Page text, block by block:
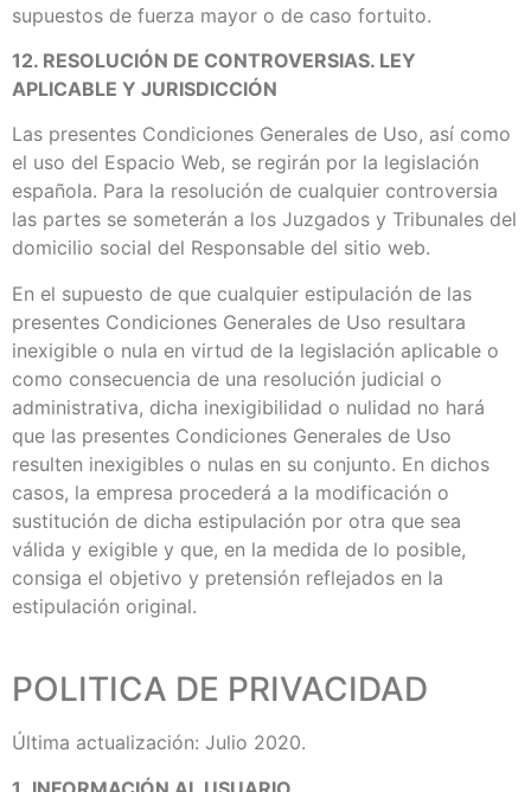
supuestos de fuerza mayor o de caso fortuito.
12. RESOLUCIÓN DE CONTROVERSIAS. LEY
APLICABLE Y JURISDICCIÓN
Las presentes Condiciones Generales de Uso, así como
el uso del Espacio Web, se regirán por la legislación
española. Para la resolución de cualquier controversia
las partes se someterán a los Juzgados y Tribunales del
domicilio social del Responsable del sitio web.
En el supuesto de que cualquier estipulación de las
presentes Condiciones Generales de Uso resultara
inexigible o nula en virtud de la legislación aplicable o
como consecuencia de una resolución judicial o
administrativa, dicha inexigibilidad o nulidad no hará
que las presentes Condiciones Generales de Uso
resulten inexigibles o nulas en su conjunto. En dichos
casos, la empresa procederá a la modificación o
sustitución de dicha estipulación por otra que sea
válida y exigible y que, en la medida de lo posible,
consiga el objetivo y pretensión reflejados en la
estipulación original.
POLITICA DE PRIVACIDAD
Última actualización: Julio 2020.